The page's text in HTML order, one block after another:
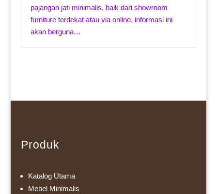
pajangan jati minimalis, baik dari showroom
furniture terdekat atau via online, informasi ini
akan berguna…
Produk
Katalog Utama
Mebel Minimalis